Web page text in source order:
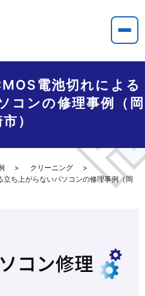
電池切れによる
コンの修理事例（岡
）
クリーニング
ち上がらないパソコンの修理事例（岡